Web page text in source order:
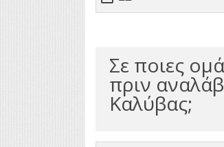
Σε ποιες
πριν
Καλύβας;